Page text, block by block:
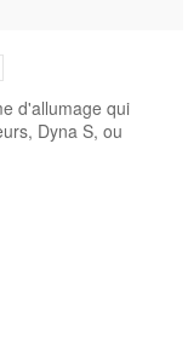
d'allumage qui
Dyna S, ou